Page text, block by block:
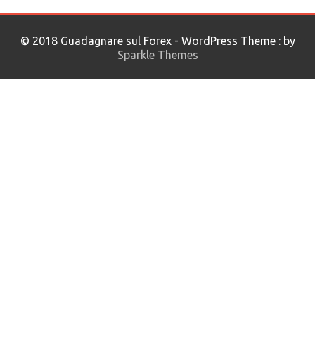
© 2018 Guadagnare sul Forex - WordPress Theme : by
Sparkle Themes